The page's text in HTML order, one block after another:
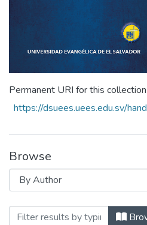
Permanent URI for this collection
https://dsuees.uees.edu.sv/
Browse
Browsing Revista